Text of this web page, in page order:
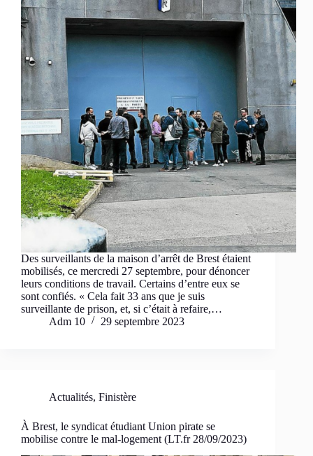
Des surveillants de la maison d’arrêt de Brest étaient
mobilisés, ce mercredi 27 septembre, pour dénoncer
leurs conditions de travail. Certains d’entre eux se
sont confiés. « Cela fait 33 ans que je suis
surveillante de prison, et, si c’était à refaire,…
Adm 10
29 septembre 2023
Actualités, Finistère
À Brest, le syndicat étudiant Union pirate se
mobilise contre le mal-logement (LT.fr 28/09/2023)